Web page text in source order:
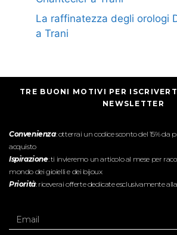
La raffinatezza degli orologi
a Trani
TRE BUONI MOTIVI PER
NEWSLETTER
Convenienza: otterrai un codice sconto del 15% da
acquisto
Ispirazione: ti invieremo un articolo al mese per
mondo dei gioielli e dei bijoux
Priorità: riceverai offerte dedicate esclusivamente